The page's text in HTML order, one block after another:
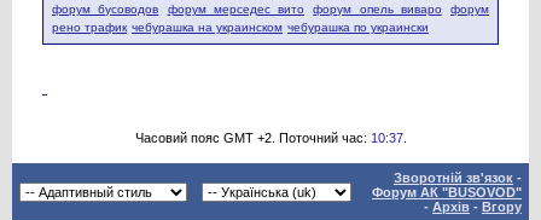
форум бусоводов
форум мерседес вито форум опель виваро
форум
рено трафик чебурашка на украинском чебурашка по украински
Часовий пояс GMT +2. Поточний час: 10:37.
Зворотній зв'язок -
Форум АК "BUSOVOD"
- Архів - Вгору